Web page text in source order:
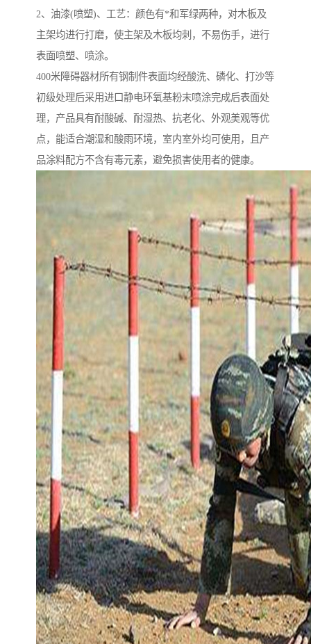
2、油漆(喷塑)、工艺：颜色有*和军绿两种，对木板及
主架均进行打磨，使主架及木板均刺，不易伤手，进行
表面喷塑、喷涂。
400米障碍器材所有钢制件表面均经酸洗、磷化、打沙等
初级处理后采用进口静电环氧基粉末喷涂完成后表面处
理，产品具有耐酸碱、耐湿热、抗老化、外观美观等优
点，能适合潮湿和酸雨环境，室内室外均可使用，且产
品涂料配方不含有毒元素，避免损害使用者的健康。